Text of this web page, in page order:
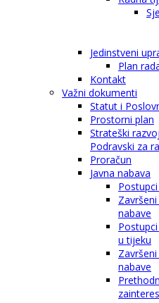
Jedinstveni
Plan
Kontakt
Važni dokumenti
Statut i
Prostorni plan
Strateški
Podravski za
Proračun
Javna nabava
nabave
u tijeku
nabave